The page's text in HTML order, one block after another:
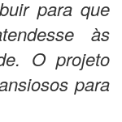
para que
às
O projeto
para